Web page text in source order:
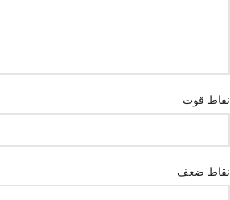
نقاط قوت
نقاط ضعف